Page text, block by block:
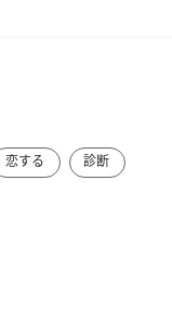
恋する 診断